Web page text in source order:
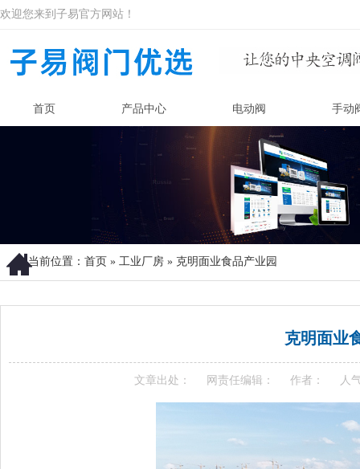
欢迎您来到子易官方网站！
首页 产品中心 电动阀 手动
当前位置： 首页 » 工业厂房 » 克明面业食品产业园
克明面业
文章出处： 网责任编辑： 作者： 人